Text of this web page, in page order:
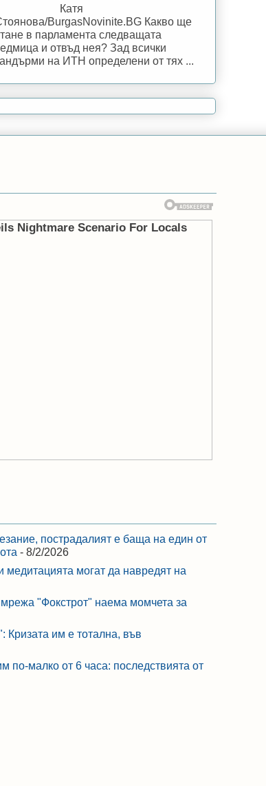
Катя
BurgasNovinite.BG Какво ще
в парламента следващата
и отвъд нея? Зад всички
на ИТН определени от тях ...
пострадалият е баща на един от
- 8/2/2026
медитацията могат да навредят на
"Фокстрот" наема момчета за
Кризата им е тотална, във
по-малко от 6 часа: последствията от